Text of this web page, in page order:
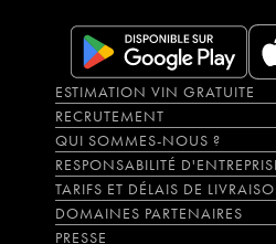
ESTIMATION VIN GRATUITE
RECRUTEMENT
QUI SOMMES-NOUS ?
RESPONSABILITÉ
TARIFS ET DÉLAIS DE
DOMAINES PARTENAIRES
PRESSE